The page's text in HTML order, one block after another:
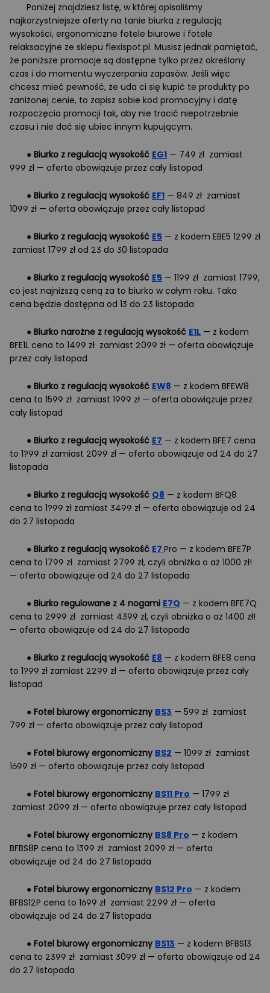
Poniżej znajdziesz listę, w której opisaliśmy
najkorzystniejsze oferty na tanie biurka z regulacją
wysokości, ergonomiczne fotele biurowe i fotele
relaksacyjne ze sklepu flexispot.pl. Musisz jednak pamiętać,
że poniższe promocje są dostępne tylko przez określony
czas i do momentu wyczerpania zapasów. Jeśli więc
chcesz mieć pewność, że uda ci się kupić te produkty po
zaniżonej cenie, to zapisz sobie kod promocyjny i datę
rozpoczęcia promocji tak, aby nie tracić niepotrzebnie
czasu i nie dać się ubiec innym kupującym.
● Biurko z regulacją wysokość EG1 — 749 zł zamiast
999 zł — oferta obowiązuje przez cały listopad
● Biurko z regulacją wysokość EF1 — 849 zł zamiast
1099 zł — oferta obowiązuje przez cały listopad
● Biurko z regulacją wysokość E5 — z kodem EBE5 1299 zł
zamiast 1799 zł od 23 do 30 listopada
● Biurko z regulacją wysokość E5 — 1199 zł zamiast 1799,
co jest najniższą ceną za to biurko w całym roku. Taka
cena będzie dostępna od 13 do 23 listopada
● Biurko narożne z regulacją wysokość E1L — z kodem
BFE1L cena to 1499 zł zamiast 2099 zł — oferta obowiązuje
przez cały listopad
● Biurko z regulacją wysokość EW8 — z kodem BFEW8
cena to 1599 zł zamiast 1999 zł — oferta obowiązuje przez
cały listopad
● Biurko z regulacją wysokość E7 — z kodem BFE7 cena
to 1?99 zł zamiast 2099 zł — oferta obowiązuje od 24 do 27
listopada
● Biurko z regulacją wysokość Q8 — z kodem BFQ8
cena to 1?99 zł zamiast 3499 zł — oferta obowiązuje od 24
do 27 listopada
● Biurko z regulacją wysokość E7 Pro — z kodem BFE7P
cena to 1799 zł zamiast 2799 zł, czyli obniżka o aż 1000 zł!
— oferta obowiązuje od 24 do 27 listopada
● Biurko regulowane z 4 nogami E7Q — z kodem BFE7Q
cena to 2999 zł zamiast 4399 zł, czyli obniżka o aż 1400 zł!
— oferta obowiązuje od 24 do 27 listopada
● Biurko z regulacją wysokość E8 — z kodem BFE8 cena
to 1?99 zł zamiast 2299 zł — oferta obowiązuje przez cały
listopad
● Fotel biurowy ergonomiczny BS3 — 599 zł zamiast
799 zł — oferta obowiązuje przez cały listopad
● Fotel biurowy ergonomiczny BS2 — 1099 zł zamiast
1699 zł — oferta obowiązuje przez cały listopad
● Fotel biurowy ergonomiczny BS11 Pro — 1799 zł
zamiast 2099 zł — oferta obowiązuje przez cały listopad
● Fotel biurowy ergonomiczny BS8 Pro — z kodem
BFBS8P cena to 1399 zł zamiast 2099 zł — oferta
obowiązuje od 24 do 27 listopada
● Fotel biurowy ergonomiczny BS12 Pro — z kodem
BFBS12P cena to 1699 zł zamiast 2299 zł — oferta
obowiązuje od 24 do 27 listopada
● Fotel biurowy ergonomiczny BS13 — z kodem BFBS13
cena to 2399 zł zamiast 3099 zł — oferta obowiązuje od 24
do 27 listopada